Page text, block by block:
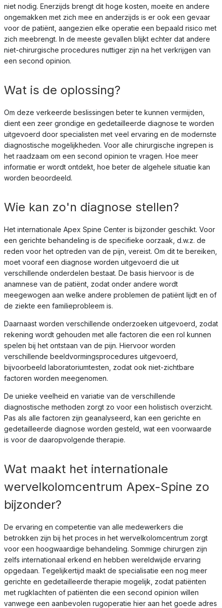
niet nodig. Enerzijds brengt dit hoge kosten, moeite en andere
ongemakken met zich mee en anderzijds is er ook een gevaar
voor de patiënt, aangezien elke operatie een bepaald risico met
zich meebrengt. In de meeste gevallen blijkt echter dat andere
niet-chirurgische procedures nuttiger zijn na het verkrijgen van
een second opinion.
Wat is de oplossing?
Om deze verkeerde beslissingen beter te kunnen vermijden,
dient een zeer grondige en gedetailleerde diagnose te worden
uitgevoerd door specialisten met veel ervaring en de modernste
diagnostische mogelijkheden. Voor alle chirurgische ingrepen is
het raadzaam om een second opinion te vragen. Hoe meer
informatie er wordt ontdekt, hoe beter de algehele situatie kan
worden beoordeeld.
Wie kan zo'n diagnose stellen?
Het internationale Apex Spine Center is bijzonder geschikt. Voor
een gerichte behandeling is de specifieke oorzaak, d.w.z. de
reden voor het optreden van de pijn, vereist. Om dit te bereiken,
moet vooraf een diagnose worden uitgevoerd die uit
verschillende onderdelen bestaat. De basis hiervoor is de
anamnese van de patiënt, zodat onder andere wordt
meegewogen aan welke andere problemen de patiënt lijdt en of
de ziekte een familieprobleem is.
Daarnaast worden verschillende onderzoeken uitgevoerd, zodat
rekening wordt gehouden met alle factoren die een rol kunnen
spelen bij het ontstaan van de pijn. Hiervoor worden
verschillende beeldvormingsprocedures uitgevoerd,
bijvoorbeeld laboratoriumtesten, zodat ook niet-zichtbare
factoren worden meegenomen.
De unieke veelheid en variatie van de verschillende
diagnostische methoden zorgt zo voor een holistisch overzicht.
Pas als alle factoren zijn geanalyseerd, kan een gerichte en
gedetailleerde diagnose worden gesteld, wat een voorwaarde
is voor de daaropvolgende therapie.
Wat maakt het internationale
wervelkolomcentrum Apex-Spine zo
bijzonder?
De ervaring en competentie van alle medewerkers die
betrokken zijn bij het proces in het wervelkolomcentrum zorgt
voor een hoogwaardige behandeling. Sommige chirurgen zijn
zelfs internationaal erkend en hebben wereldwijde ervaring
opgedaan. Tegelijkertijd maakt de specialisatie een nog meer
gerichte en gedetailleerde therapie mogelijk, zodat patiënten
met rugklachten of patiënten die een second opinion willen
vanwege een aanbevolen rugoperatie hier aan het goede adres